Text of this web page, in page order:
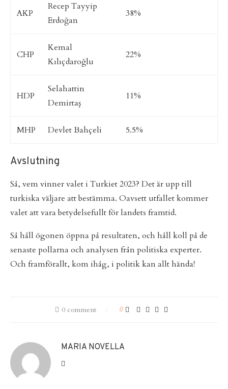
AKP
Recep Tayyip
Erdoğan
38%
CHP
Kemal
Kılıçdaroğlu
22%
HDP
Selahattin
Demirtaş
11%
MHP Devlet Bahçeli 5.5%
Avslutning
Så, vem vinner valet i Turkiet 2023? Det är upp till
turkiska väljare att bestämma. Oavsett utfallet kommer
valet att vara betydelsefullt för landets framtid.
Så håll ögonen öppna på resultaten, och håll koll på de
senaste pollarna och analysen från politiska experter.
Och framförallt, kom ihåg, i politik kan allt hända!
0 comment 0
MARIA NOVELLA